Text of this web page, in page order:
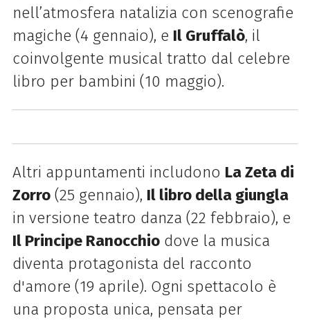
nell’atmosfera natalizia con scenografie
magiche (4 gennaio), e Il Gruffalò, il
coinvolgente musical tratto dal celebre
libro per bambini (10 maggio).
Altri appuntamenti includono La Zeta di
Zorro(25 gennaio), Il libro della giungla
in versione teatro danza (22 febbraio), e
Il Principe Ranocchiodove la musica
diventa protagonista del racconto
d'amore (19 aprile). Ogni spettacolo è
una proposta unica, pensata per